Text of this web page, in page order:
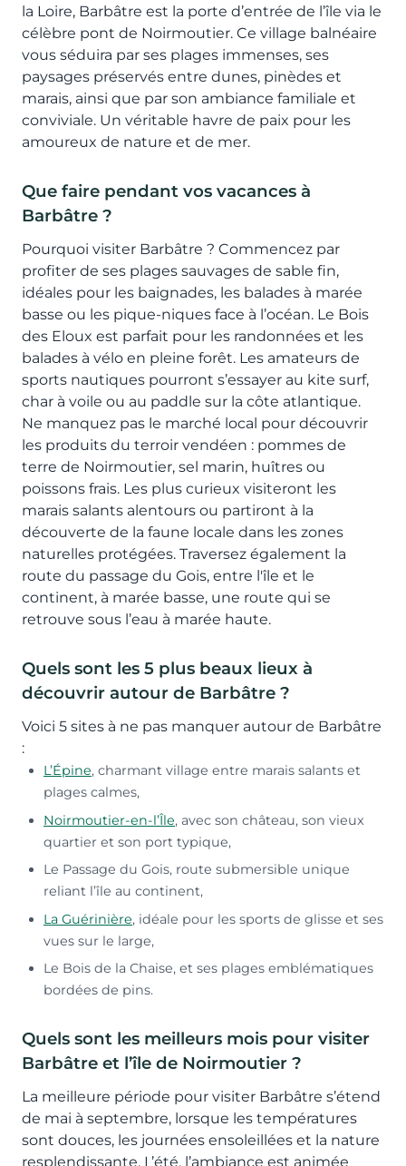
la Loire, Barbâtre est la porte d’entrée de l’île via le
célèbre pont de Noirmoutier. Ce village balnéaire
vous séduira par ses plages immenses, ses
paysages préservés entre dunes, pinèdes et
marais, ainsi que par son ambiance familiale et
conviviale. Un véritable havre de paix pour les
amoureux de nature et de mer.
Que faire pendant vos vacances à
Barbâtre ?
Pourquoi visiter Barbâtre ? Commencez par
profiter de ses plages sauvages de sable fin,
idéales pour les baignades, les balades à marée
basse ou les pique-niques face à l’océan. Le Bois
des Eloux est parfait pour les randonnées et les
balades à vélo en pleine forêt. Les amateurs de
sports nautiques pourront s’essayer au kite surf,
char à voile ou au paddle sur la côte atlantique.
Ne manquez pas le marché local pour découvrir
les produits du terroir vendéen : pommes de
terre de Noirmoutier, sel marin, huîtres ou
poissons frais. Les plus curieux visiteront les
marais salants alentours ou partiront à la
découverte de la faune locale dans les zones
naturelles protégées. Traversez également la
route du passage du Gois, entre l'île et le
continent, à marée basse, une route qui se
retrouve sous l’eau à marée haute.
Quels sont les 5 plus beaux lieux à
découvrir autour de Barbâtre ?
Voici 5 sites à ne pas manquer autour de Barbâtre
:
L’Épine, charmant village entre marais salants et
plages calmes,
Noirmoutier-en-l’Île, avec son château, son vieux
quartier et son port typique,
Le Passage du Gois, route submersible unique
reliant l’île au continent,
La Guérinière, idéale pour les sports de glisse et ses
vues sur le large,
Le Bois de la Chaise, et ses plages emblématiques
bordées de pins.
Quels sont les meilleurs mois pour visiter
Barbâtre et l’île de Noirmoutier ?
La meilleure période pour visiter Barbâtre s’étend
de mai à septembre, lorsque les températures
sont douces, les journées ensoleillées et la nature
resplendissante. L’été, l’ambiance est animée